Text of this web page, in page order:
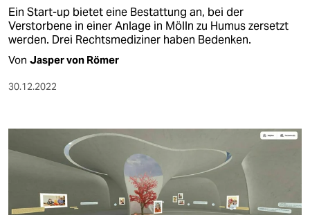
Ein Start-up bietet eine Bestattung an, bei der
Verstorbene in einer Anlage in Mölln zu Humus zersetzt
werden. Drei Rechtsmediziner haben Bedenken.
Von Jasper von Römer
30.12.2022